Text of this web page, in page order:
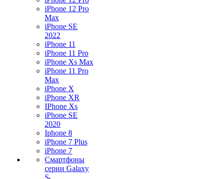
iPhone 12 Pro
Max
iPhone SE
2022
iPhone 11
iPhone 11 Pro
iPhone Xs Max
iPhone 11 Pro
Max
iPhone X
iPhone XR
IPhone Xs
iPhone SE
2020
Iphone 8
iPhone 7 Plus
iPhone 7
Смартфоны
серии Galaxy
S